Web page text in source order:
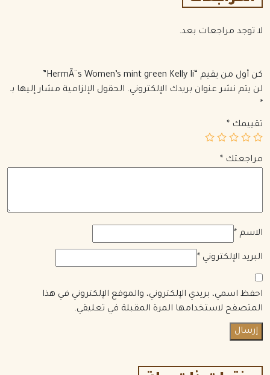
لا توجد مراجعات بعد.
كن أول من يقيم “HermÃ¨s Women’s mint green Kelly Ii”
لن يتم نشر عنوان بريدك الإلكتروني. الحقول الإلزامية مشار إليها بـ
*
تقييمك *
مراجعتك *
الاسم *
البريد الإلكتروني *
احفظ اسمي، بريدي الإلكتروني، والموقع الإلكتروني في هذا
المتصفح لاستخدامها المرة المقبلة في تعليقي.